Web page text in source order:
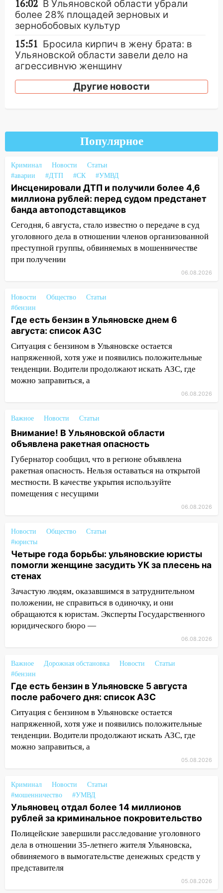
16:02 В Ульяновской области убрали
более 28% площадей зерновых и
зернобобовых культур
15:51 Бросила кирпич в жену брата: в
Ульяновской области завели дело на
агрессивную женщину
15:47
На улице Радищева сбили
курьера: крупная авария в Ульяновске
рецидивистом
14:26 В Ульяновске ограничат движение
по улице Ефремова
14:23 67% ульяновцев готовы
передумать увольняться, если им
повысят зарплату
14:01
Инсценировали ДТП и получили
более 4,6 миллиона рублей: перед
судом предстанет банда
автоподставщиков
В Инзе произошел крупный пожар
13:00
В суде защитили репутацию
мужчины, которого необоснованно
обвиняли в жестоком обращении с
животными
12:28 Миллион на «льготниках»: в
Ульяновской области перевозчик
провернул хитрую схему с чужими
проездными
Ульяновский алиментщик накопил
опасность» на территории Ульяновской
области
11:30
Кабмин РФ разрешил до 1 июля
2027 года импорт, выпуск и обращение
бензина Евро 2, Евро 3, Евро 4
Соцсети: на Рябикова автомобиль
10:27
Где есть бензин в Ульяновске
днем 6 августа: список АЗС
10:16 Внимание! В Ульяновской области
объявлена ракетная опасность
10:00 В Старомайнском районе утонул
51-летний мужчина
09:50 В Ульяновске черный коршун
юному велосипедисту на улице
Чернышевского
08:21 В Заволжском районе украли два
велосипеда
07:18 В Ульяновск идет
тридцатиградусная жара: какая будет
погода в четверг
Четыре года борьбы: ульяновские
за плесень на стенах
05:00 Кому 6 августа звезды сулят
прибыль, а кому — испытания на
прочность
05.08.2026
22:58 Соцсети: на проспекте Тюленева
ДТП с мотоциклистом
Мошенники обманули 92-летнюю
Другие новости
Популярное
Криминал Новости
Статьи
#аварии
#ДТП #СК #УМВД
Инсценировали ДТП и получили более 4,6
миллиона рублей: перед судом предстанет
банда автоподставщиков
Сегодня, 6 августа, стало известно о передаче в суд
уголовного дела в отношении членов организованной
преступной группы, обвиняемых в мошенничестве
при получении
06.08.2026
Новости Общество
Статьи
#бензин
Где есть бензин в Ульяновске днем 6
августа: список АЗС
Ситуация с бензином в Ульяновске остается
напряженной, хотя уже и появились положительные
тенденции. Водители продолжают искать АЗС, где
можно заправиться, а
06.08.2026
Важное Новости Статьи
Внимание! В Ульяновской области
объявлена ракетная опасность
Губернатор сообщил, что в регионе объявлена
ракетная опасность. Нельзя оставаться на открытой
местности. В качестве укрытия используйте
помещения с несущими
06.08.2026
Новости Общество
Статьи
#юристы
Четыре года борьбы: ульяновские юристы
помогли женщине засудить УК за плесень на
стенах
Зачастую людям, оказавшимся в затруднительном
положении, не справиться в одиночку, и они
обращаются к юристам. Эксперты Государственного
юридического бюро —
06.08.2026
Важное Дорожная обстановка Новости
Статьи
#бензин
Где есть бензин в Ульяновске 5 августа
после рабочего дня: список АЗС
Ситуация с бензином в Ульяновске остается
напряженной, хотя уже и появились положительные
тенденции. Водители продолжают искать АЗС, где
можно заправиться, а
05.08.2026
Криминал Новости
Статьи
#мошенничество
#УМВД
Ульяновец отдал более 14 миллионов
рублей за криминальное покровительство
Полицейские завершили расследование уголовного
дела в отношении 35-летнего жителя Ульяновска,
обвиняемого в вымогательстве денежных средств у
представителя
05.08.2026